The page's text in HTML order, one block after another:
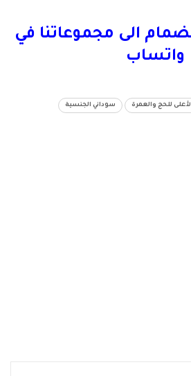
الى مجموعاتنا في
واتساب
للحج والعمرة سوداني الجنسية